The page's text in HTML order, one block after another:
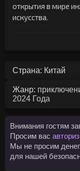
открытия в мире
искусства.
Страна: Китай
Жанр:
2024 Года
Внимания гостям
Просим вас
Мы не просим
для нашей